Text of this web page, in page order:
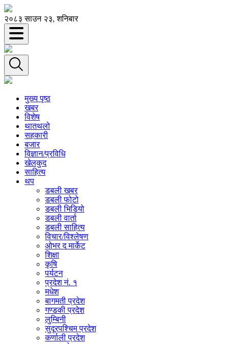
२०८३ साउन २३, शनिबार
मुख्य पृष्ठ
खबर
विशेष
थातथलो
सहकारी
बजार
विज्ञान/प्रविधि
खेलकुद
साहित्य
थप
डबली खबर
डबली फोटो
डबली भिडियो
डबली वार्ता
डबली साहित्य
विचार/विश्‍लेषण
ओभर द मार्केट
शिक्षा
कृषि
पर्यटन
प्रदेश नं. १
मधेश
बागमती प्रदेश
गण्डकी प्रदेश
लुम्बिनी
सुदूरपश्चिम प्रदेश
कर्णाली प्रदेश